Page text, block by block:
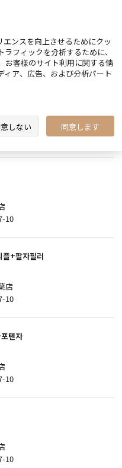
10
플+팔자필러
店
10
텐자
10
10
ンスを向上させるためにクッ
フィックを分析するために、
お客様のサイト利用に関する情
ア、広告、および分析パート
しない 同意します